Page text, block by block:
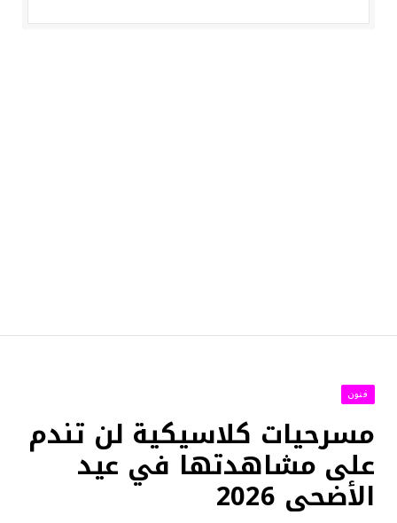
فنون
مسرحيات كلاسيكية لن تندم
على مشاهدتها في عيد
الأضحى 2026